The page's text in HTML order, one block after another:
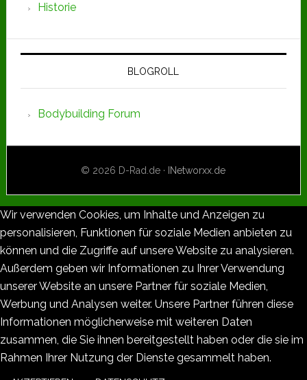
Historie
BLOGROLL
Bodybuilding Forum
© 2026 D-Rad.de · INetworxx.de
Wir verwenden Cookies, um Inhalte und Anzeigen zu
personalisieren, Funktionen für soziale Medien anbieten zu
können und die Zugriffe auf unsere Website zu analysieren.
Außerdem geben wir Informationen zu Ihrer Verwendung
unserer Website an unsere Partner für soziale Medien,
Werbung und Analysen weiter. Unsere Partner führen diese
Informationen möglicherweise mit weiteren Daten
zusammen, die Sie ihnen bereitgestellt haben oder die sie im
Rahmen Ihrer Nutzung der Dienste gesammelt haben.